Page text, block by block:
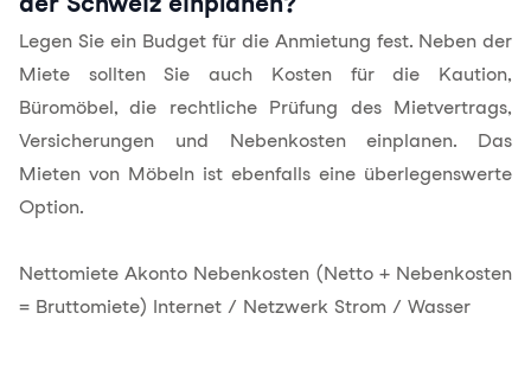
Legen Sie ein Budget für die Anmietung fest. Neben der
Miete sollten Sie auch Kosten für die Kaution,
Büromöbel, die rechtliche Prüfung des Mietvertrags,
Versicherungen und Nebenkosteneinplanen. Das
Mieten von Möbeln ist ebenfalls eine überlegenswerte
Option.
Nettomiete Akonto Nebenkosten (Netto + Nebenkosten
= Bruttomiete) Internet / Netzwerk Strom / Wasser